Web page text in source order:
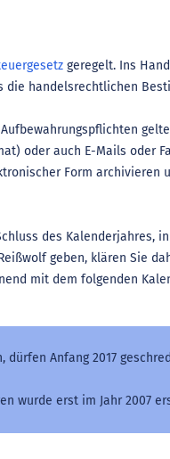
geregelt. Ins
die handelsrechtlichen
oder auch E-Mails oder
Form archivieren
des Kalenderjahres,
geben, klären Sie
mit dem folgenden
dürfen Anfang 2017
wurde erst im Jahr 2007